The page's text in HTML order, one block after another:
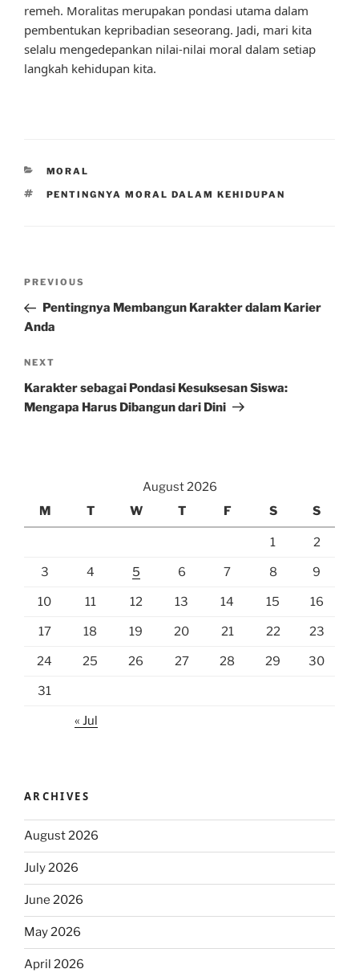
remeh. Moralitas merupakan pondasi utama dalam
pembentukan kepribadian seseorang. Jadi, mari kita
selalu mengedepankan nilai-nilai moral dalam setiap
langkah kehidupan kita.
CATEGORIES
MORAL
TAGS
PENTINGNYA MORAL DALAM KEHIDUPAN
Previous
Post
PREVIOUS
Pentingnya Membangun Karakter dalam Karier
Anda
Next
Post
NEXT
Karakter sebagai Pondasi Kesuksesan Siswa:
Mengapa Harus Dibangun dari Dini
August 2026
M
T W T F S S
1 2
3 4 5 6 7 8 9
10 11 12 13 14 15 16
17 18 19 20 21 22 23
24 25 26 27 28 29 30
31
« Jul
ARCHIVES
August 2026
July 2026
June 2026
May 2026
April 2026